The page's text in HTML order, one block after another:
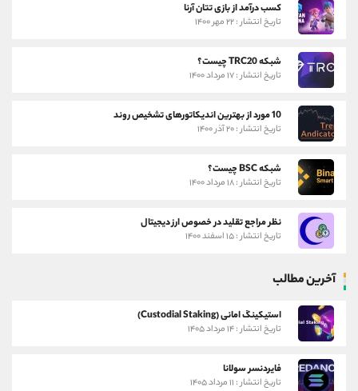
کسب درآمد از بازی تتان آرنا
تاریخ انتشار : ۲۲ مهر ۱۴۰۰
شبکه TRC20 چیست؟
تاریخ انتشار : ۱۷ مرداد ۱۴۰۰
10 مورد از بهترین اندیکاتورهای تشخیص روند
تاریخ انتشار : ۲۰ آذر ۱۴۰۰
شبکه BSC چیست؟
تاریخ انتشار : ۱۸ مرداد ۱۴۰۰
نظر مراجع تقلید در خصوص ارز دیجیتال
تاریخ انتشار : ۱۵ اسفند ۱۴۰۰
آخرین مطالب
استیکینگ امانی (Custodial Staking)
تاریخ انتشار : ۱۴ مرداد ۱۴۰۵
فایردنسر سولانا
تاریخ انتشار : ۱۱ مرداد ۱۴۰۵